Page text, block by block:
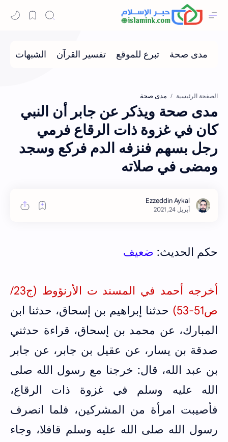
الصفحة الرئيسية مدى صحة
مدى صحة ويذكر عن جابر أن النبي
كان في غزوة ذات الرقاع فرمي
رجل بسهم فنزفه الدم فركع وسجد
ومضى في صلاته
حكم الحديث: ضعيف
أخرجه أحمد في المسند ت الأرنؤوط (ج23/
ص51-53)
حدثنا إبراهيم بن إسحاق، حدثنا ابن
المبارك، عن محمد بن إسحاق، قراءة حدثني
صدقة بن يسار، عن عقيل بن جابر، عن جابر
بن عبد الله، قال: خرجنا مع رسول الله صلى
الله عليه وسلم في غزوة ذات الرقاع،
فأصيبت امرأة من المشركين، فلما انصرف
رسول الله صلى الله عليه وسلم قافلا، وجاء